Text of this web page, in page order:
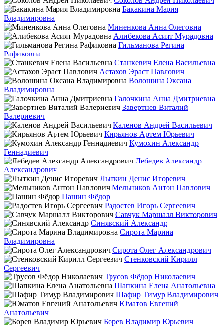
Бакакина Мария
Владимировна
Миненкова Анна Олеговна
Алибекова Асият Мурадовна
Гильманова Регина
Рафиковна
Станкевич Елена Васильевна
Астахов Эраст Павлович
Волошина Оксана
Владимировна
Галочкина Анна Дмитриевна
Завертнев Виталий
Валериевич
Каленов Андрей Васильевич
Кирьянов Артем Юрьевич
Кумохин Александр
Геннадиевич
Лебедев Александр
Александрович
Лыткин Денис Игоревич
Мельников Антон Павлович
Пашин Фёдор
Радостев Игорь Сергеевич
Савчук Маршалл Викторович
Синявский Александр
Сирота Марина
Владимировна
Сирота Олег Александрович
Стенковский Кирилл
Сергеевич
Трусов Фёдор Николаевич
Шапкина Елена Анатольевна
Шафир Тимур Владимирович
Юматов Евгений
Анатольевич
Борев Владимир Юрьевич